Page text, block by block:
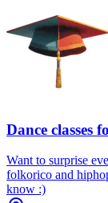
Dance classes
Want to surprise
folkorico and
know :)